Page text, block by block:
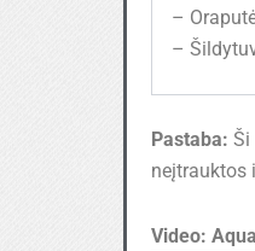
–
–
Pastaba: Ši
neįtrauktos
Video: